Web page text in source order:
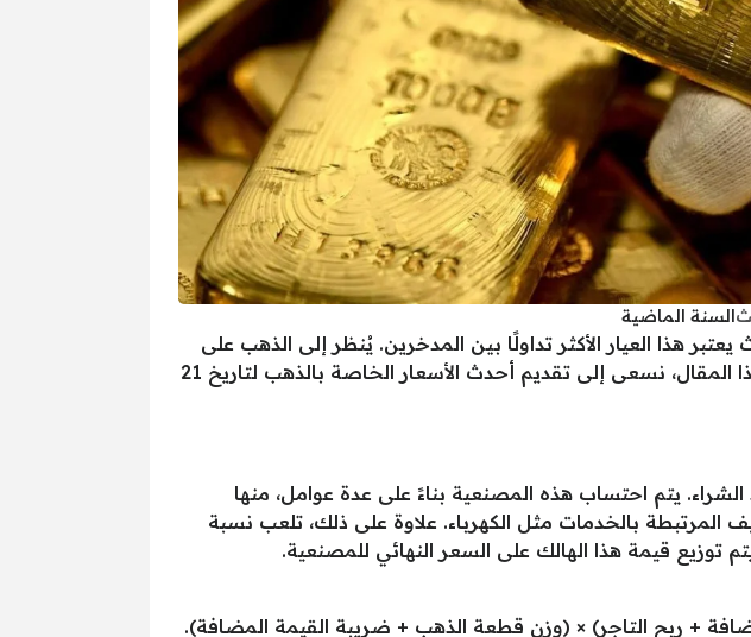
السنة الماضية
عيار 21 في محلات المجوهرات، حيث يعتبر هذا العيار الأكثر تداولًا بين المدخرين. يُنظر إلى الذهب على
أنه ملاذ آمن للحفاظ على قيمة المال في أوقات عدم الاستقرار الاقتصادي. في هذا المقال، نسعى إلى تقديم أحدث الأسعار الخاصة بالذهب لتاريخ 21
يتم احتساب هذه المصنعية بناءً على عدة عوامل، منها
المرتبطة بالخدمات مثل الكهرباء. علاوة على ذلك، تلعب نسبة
توزيع قيمة هذا الهالك على السعر النهائي للمصنعية.
+ ربح التاجر) × (وزن قطعة الذهب + ضريبة القيمة المضافة).